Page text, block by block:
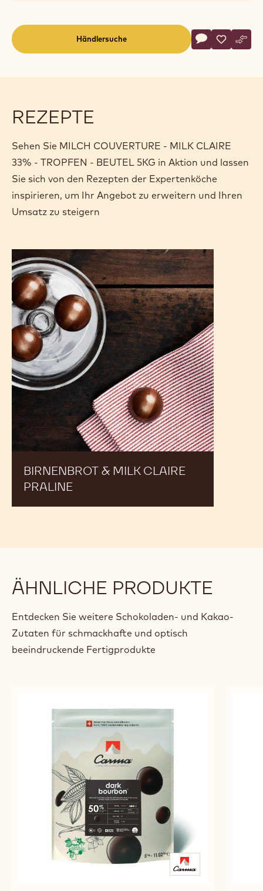
Händlersuche
Actions
Schreibe
- MILCHSpeichern
- MILCH
-
REZEPTE
Sehen Sie MILCH COUVERTURE - MILK CLAIRE
33% - TROPFEN - BEUTEL 5KG in Aktion und lassen
Sie sich von den Rezepten der Expertenköche
inspirieren, um Ihr Angebot zu erweitern und Ihren
Umsatz zu steigern
BIRNENBROT & MILK CLAIRE
PRALINE
Birnenbrot
&
Milk
Claire
Praline
ÄHNLICHE PRODUKTE
Entdecken Sie weitere Schokoladen- und Kakao-
Zutaten für schmackhafte und optisch
beeindruckende Fertigprodukte